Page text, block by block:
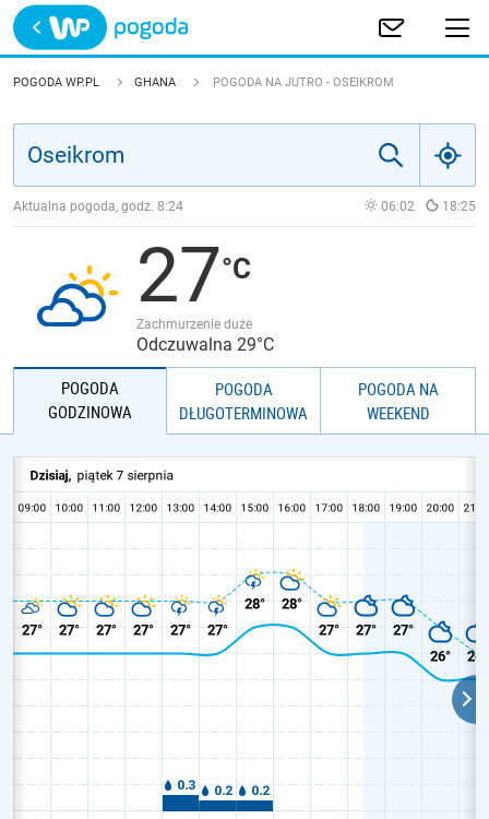
Trwa ładowanie
POLSKA
JAKOŚĆ POWIETRZA
POGODA WP.PL GHANA POGODA NA JUTRO - OSEIKROM
Aktualna pogoda, godz. 8:24 06:02 18:25
27
Zachmurzenie duże
Odczuwalna 29°C
POGODA
GODZINOWA
POGODA
DŁUGOTERMINOWA
POGODA NA
WEEKEND